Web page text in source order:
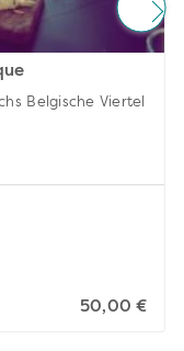
Belgische Viertel
50,00 €